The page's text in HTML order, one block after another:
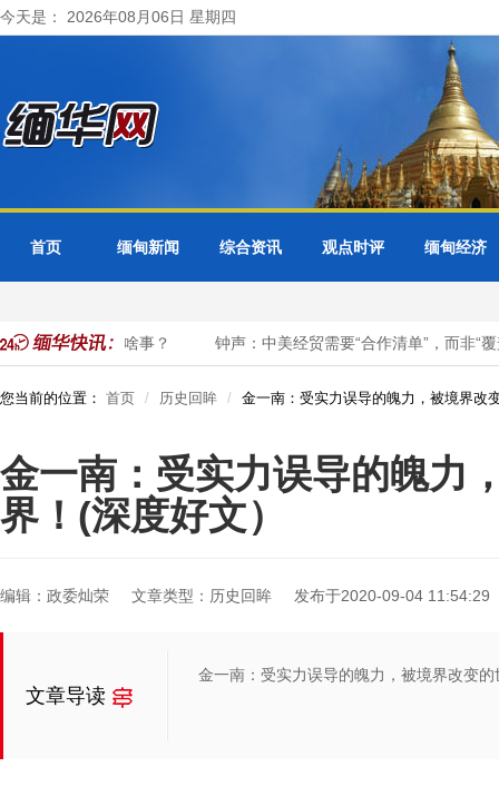
今天是： 2026年08月06日 星期四
首页 缅甸新闻 综合资讯 观点时评 缅甸经济
，关日本啥事？ 钟声：中美经贸需要“合作清单”，而非“覆盖清
您当前的位置： 首页 历史回眸 金一南：受实力误导的魄力，被境界改
金一南：受实力误导的魄力
界！(深度好文）
编辑：政委灿荣 文章类型：历史回眸 发布于2020-09-04 11:54:29
文章导读
金一南：受实力误导的魄力，被境界改变